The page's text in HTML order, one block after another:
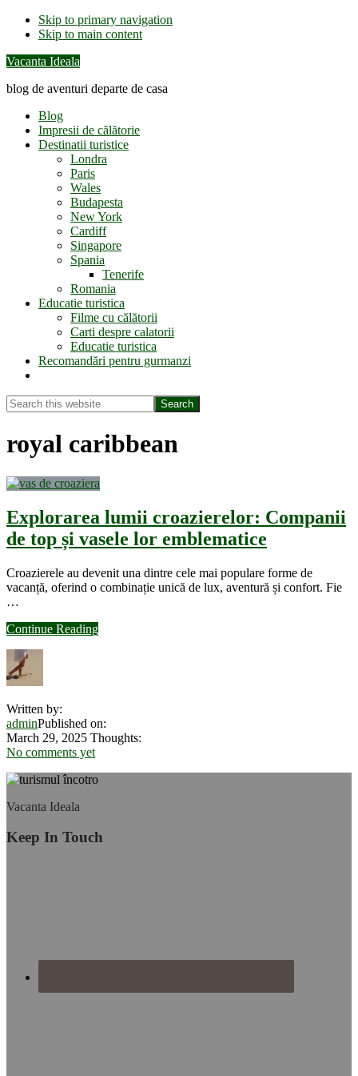
Skip to primary navigation
Skip to main content
Vacanta Ideala
blog de aventuri departe de casa
Blog
Impresii de călătorie
Destinatii turistice
Londra
Paris
Wales
Budapesta
New York
Cardiff
Singapore
Spania
Tenerife
Romania
Educatie turistica
Filme cu călătorii
Carti despre calatorii
Educatie turistica
Recomandări pentru gurmanzi
Search
this
royal caribbean
Explorarea lumii croazierelor: Companii
de top și vasele lor emblematice
Croazierele au devenit una dintre cele mai populare forme de
vacanță, oferind o combinație unică de lux, aventură și confort. Fie
…
Continue Readingabout
și
vasele
emblematice
Written by:
adminPublished on:
March 29, 2025 Thoughts:
No comments yet
Vacanta Ideala
Keep In Touch